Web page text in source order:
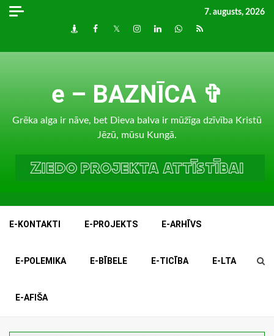
Skip
7. augusts, 2026
DraugiemFacebook
TwitterInstagram
LinkedInwhatsapp
RSS
e – BAZNĪCA ✞
Grēka alga ir nāve, bet Dieva balva ir mūžīga dzīvība Kristū
Jēzū, mūsu Kungā.
E-KONTAKTI E-PROJEKTS E-ARHĪVS
E-POLEMIKA E-BĪBELE E-TICĪBA E-LTA
E-AFIŠA